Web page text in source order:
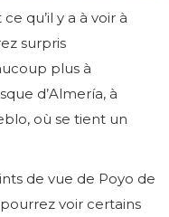
qu’il y a à voir à
surpris
plus à
d’Almería, à
où se tient un
de vue de Poyo de
voir certains